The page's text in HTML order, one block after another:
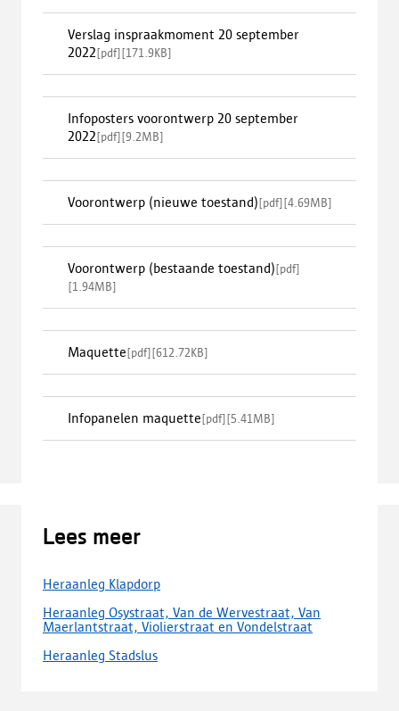
Verslag inspraakmoment 20 september
2022[pdf][171.9KB]
Infoposters voorontwerp 20 september
2022[pdf][9.2MB]
Voorontwerp (nieuwe toestand)[pdf][4.69MB]
Voorontwerp (bestaande toestand)[pdf]
[1.94MB]
Maquette[pdf][612.72KB]
Infopanelen maquette[pdf][5.41MB]
Lees meer
Heraanleg Klapdorp
Heraanleg Osystraat, Van de Wervestraat, Van
Maerlantstraat, Violierstraat en Vondelstraat
Heraanleg Stadslus